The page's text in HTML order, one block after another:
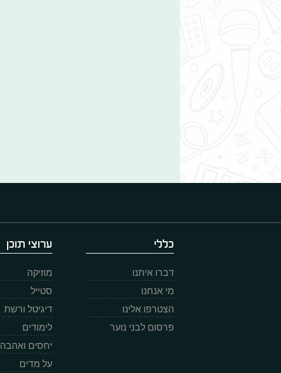
כללי
דברו איתנו
מי אנחנו
הצטרפו אלינו
פרסום לבני נוער
ערוצי תוכן
מוזיקה
סטייל
דיגיטל ורשת
לימודים
יחסים ואהבה
על מדים